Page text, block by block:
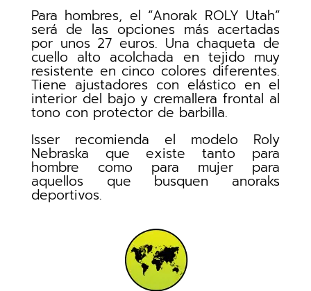
Para hombres, el “Anorak ROLY Utah”
será de las opciones más acertadas
por unos 27 euros. Una chaqueta de
cuello alto acolchada en tejido muy
resistente en cinco colores diferentes.
Tiene ajustadores con elástico en el
interior del bajo y cremallera frontal al
tono con protector de barbilla.
Isser recomienda el modelo Roly
Nebraska que existe tanto para
hombre como para mujer para
aquellos que busquen anoraks
deportivos.